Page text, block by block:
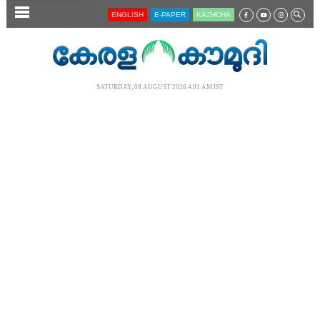
SECTIONS ENGLISH E-PAPER KĀZHCHA
SATURDAY, 08 AUGUST 2026 4.01 AM IST